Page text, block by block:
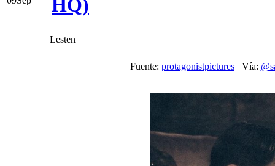
HQ)
Lesten
Fuente: protagonistpicturesVía: